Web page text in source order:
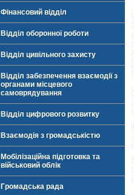
Фінансовий відділ
Відділ оборонної роботи
Відділ цивільного захисту
Відділ забезпечення взаємодії з
органами місцевого
самоврядування
Відділ цифрового розвитку
Взаємодія з громадськістю
Мобілізаційна підготовка та
військовий облік
Громадська рада